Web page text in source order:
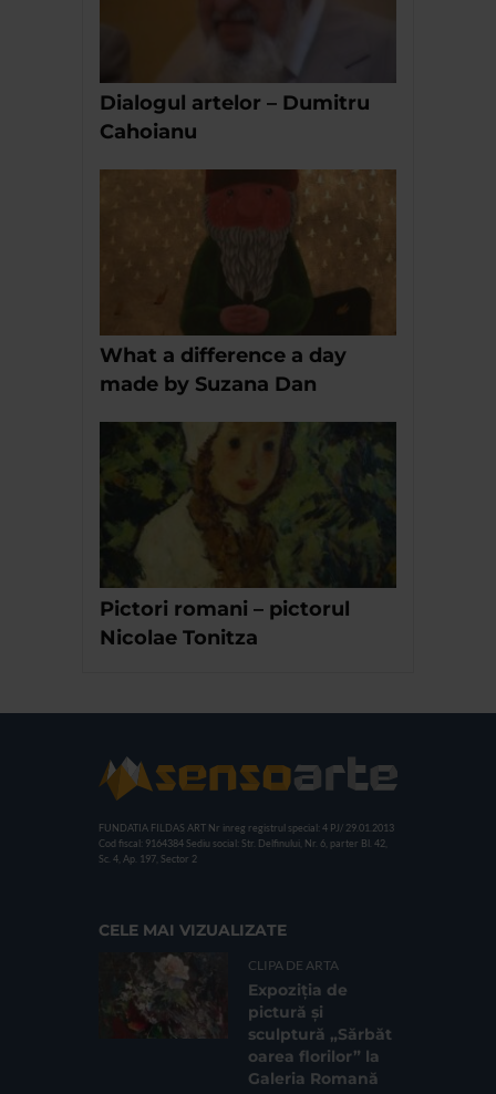
Dialogul artelor – Dumitru
Cahoianu
What a difference a day
made by Suzana Dan
Pictori romani – pictorul
Nicolae Tonitza
FUNDATIA FILDAS ART Nr inreg registrul special: 4 PJ/ 29.01.2013
Cod fiscal: 9164384 Sediu social: Str. Delfinului, Nr. 6, parter Bl. 42,
Sc. 4, Ap. 197, Sector 2
CELE MAI VIZUALIZATE
CLIPA DE ARTA
Expoziția de
pictură și
sculptură „Sărbăt
oarea florilor” la
Galeria Romană